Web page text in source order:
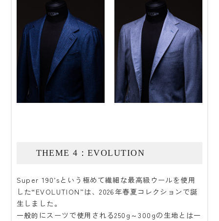
THEME 4：EVOLUTION
Super 190’sという極めて繊細な最高級ウールを使用
した“EVOLUTION”は、2026年春夏コレクションで誕
生しました。
一般的にスーツで使用される250g～300gの生地とは一